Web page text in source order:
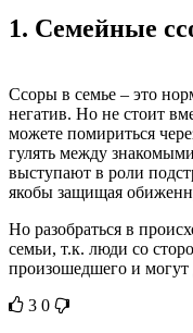
1. Семейные
Ссоры в семье – это
негатив. Но не стоит
можете помириться
гулять между
выступают в роли
якобы защищая
Но разобраться в
семьи, т.к. люди со
произошедшего и могут
3 0